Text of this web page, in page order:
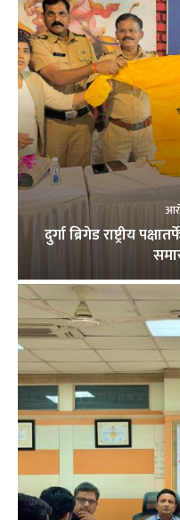
दुर्गा ब्रिगेड राष्ट्रीय